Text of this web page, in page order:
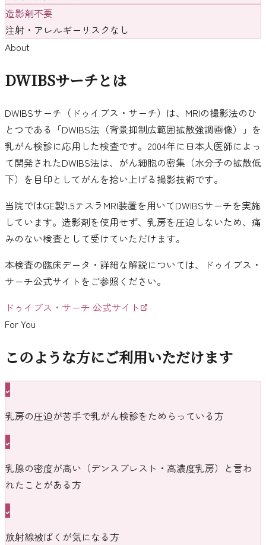
造影剤不要
注射・アレルギーリスクなし
About
DWIBSサーチとは
DWIBSサーチ（ドゥイブス・サーチ）は、MRIの撮影法のひ
とつである「DWIBS法（背景抑制広範囲拡散強調画像）」を
乳がん検診に応用した検査です。2004年に日本人医師によっ
て開発されたDWIBS法は、がん細胞の密集（水分子の拡散低
下）を目印としてがんを拾い上げる撮影技術です。
当院ではGE製1.5テスラMRI装置を用いてDWIBSサーチを実施
しています。造影剤を使用せず、乳房を圧迫しないため、痛
みのない検査として受けていただけます。
本検査の臨床データ・詳細な解説については、ドゥイブス・
サーチ公式サイトをご参照ください。
ドゥイブス・サーチ 公式サイト
For You
このような方にご利用いただけます
乳房の圧迫が苦手で乳がん検診をためらっている方
乳腺の密度が高い（デンスブレスト・高濃度乳房）と言わ
れたことがある方
放射線被ばくが気になる方